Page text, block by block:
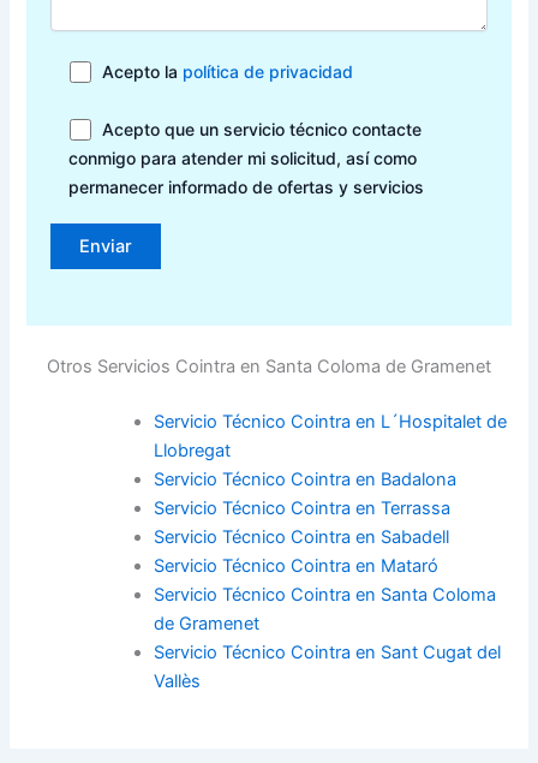
Acepto la política de privacidad
Acepto que un servicio técnico contacte
conmigo para atender mi solicitud, así como
permanecer informado de ofertas y servicios
Otros Servicios Cointra en Santa Coloma de Gramenet
Servicio Técnico Cointra en L´Hospitalet de
Llobregat
Servicio Técnico Cointra en Badalona
Servicio Técnico Cointra en Terrassa
Servicio Técnico Cointra en Sabadell
Servicio Técnico Cointra en Mataró
Servicio Técnico Cointra en Santa Coloma
de Gramenet
Servicio Técnico Cointra en Sant Cugat del
Vallès